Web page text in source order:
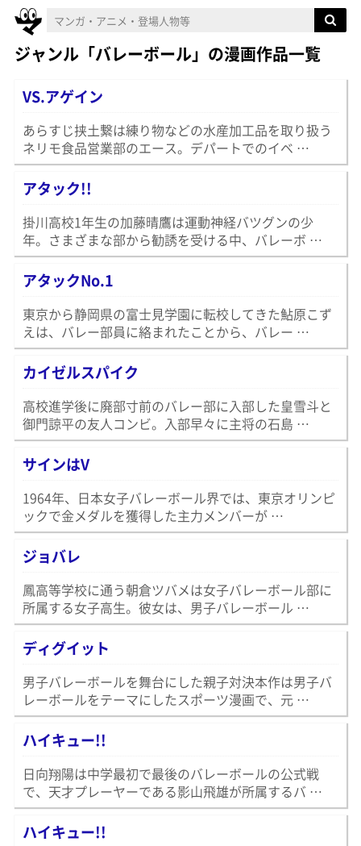
ジャンル「バレーボール」の漫画作品一覧
VS.アゲイン
あらすじ挟土繋は練り物などの水産加工品を取り扱う
ネリモ食品営業部のエース。デパートでのイベ …
アタック!!
掛川高校1年生の加藤晴鷹は運動神経バツグンの少
年。さまざまな部から勧誘を受ける中、バレーボ …
アタックNo.1
東京から静岡県の富士見学園に転校してきた鮎原こず
えは、バレー部員に絡まれたことから、バレー …
カイゼルスパイク
高校進学後に廃部寸前のバレー部に入部した皇雪斗と
御門諒平の友人コンビ。入部早々に主将の石島 …
サインはV
1964年、日本女子バレーボール界では、東京オリンピ
ックで金メダルを獲得した主力メンバーが …
ジョバレ
鳳高等学校に通う朝倉ツバメは女子バレーボール部に
所属する女子高生。彼女は、男子バレーボール …
ディグイット
男子バレーボールを舞台にした親子対決本作は男子バ
レーボールをテーマにしたスポーツ漫画で、元 …
ハイキュー!!
日向翔陽は中学最初で最後のバレーボールの公式戦
で、天才プレーヤーである影山飛雄が所属するバ …
ハイキュー!!